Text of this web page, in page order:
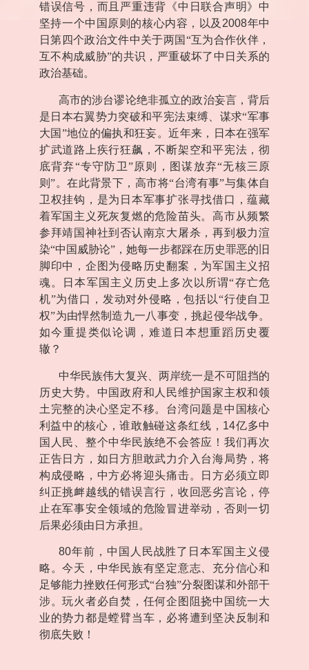
错误信号，而且严重违背《中日联合声明》中
坚持一个中国原则的核心内容，以及 2008年中
日第四个政治文件中关于两国“互为合作伙伴，
互不构成威胁”的共识，严重破坏了中日关系的
政治基础。
高市的涉台谬论绝非孤立的政治妄言，背后
是日本右翼势力突破和平宪法束缚、谋求“军事
大国”地位的偏执和狂妄。近年来，日本在强军
扩武道路上疾行狂飙，不断架空和平宪法，彻
底背弃“专守防卫”原则，图谋放弃“无核三原
则”。在此背景下，高市将“台湾有事”与集体自
卫权挂钩，是为日本军事扩张寻找借口，蕴藏
着军国主义死灰复燃的危险苗头。高市从频繁
参拜靖国神社到否认南京大屠杀，再到极力渲
染“中国威胁论”，她每一步都踩在历史罪恶的旧
脚印中，企图为侵略历史翻案，为军国主义招
魂。日本军国主义历史上多次以所谓“存亡危
机”为借口，发动对外侵略，包括以“行使自卫
权”为由悍然制造九一八事变，挑起侵华战争。
如今重提类似论调，难道日本想重蹈历史覆
辙？
中华民族伟大复兴、两岸统一是不可阻挡的
历史大势。中国政府和人民维护国家主权和领
土完整的决心坚定不移。台湾问题是中国核心
利益中的核心，谁敢触碰这条红线， 14亿多中
国人民、整个中华民族绝不会答应！我们再次
正告日方，如日方胆敢武力介入台海局势，将
构成侵略，中方必将迎头痛击。日方必须立即
纠正挑衅越线的错误言行，收回恶劣言论，停
止在军事安全领域的危险冒进举动，否则一切
后果必须由日方承担。
80年前，中国人民战胜了日本军国主义侵
略。今天，中华民族有坚定意志、充分信心和
足够能力挫败任何形式“台独”分裂图谋和外部干
涉。玩火者必自焚，任何企图阻挠中国统一大
业的势力都是螳臂当车，必将遭到坚决反制和
彻底失败！